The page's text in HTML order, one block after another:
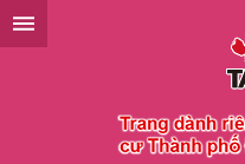
Chuyển đến khối nội dung